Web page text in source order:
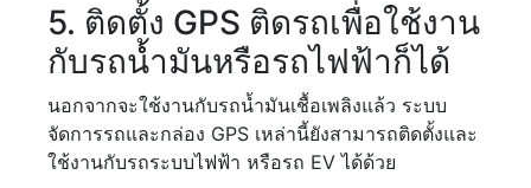
5. ติดตั้ง GPS ติดรถเพื่อใช้งาน
กับรถน้ำมันหรือรถไฟฟ้าก็ได้
นอกจากจะใช้งานกับรถน้ำมันเชื้อเพลิงแล้ว ระบบ
จัดการรถและกล่อง GPS เหล่านี้ยังสามารถติดตั้งและ
ใช้งานกับรถระบบไฟฟ้า หรือรถ EV ได้ด้วย